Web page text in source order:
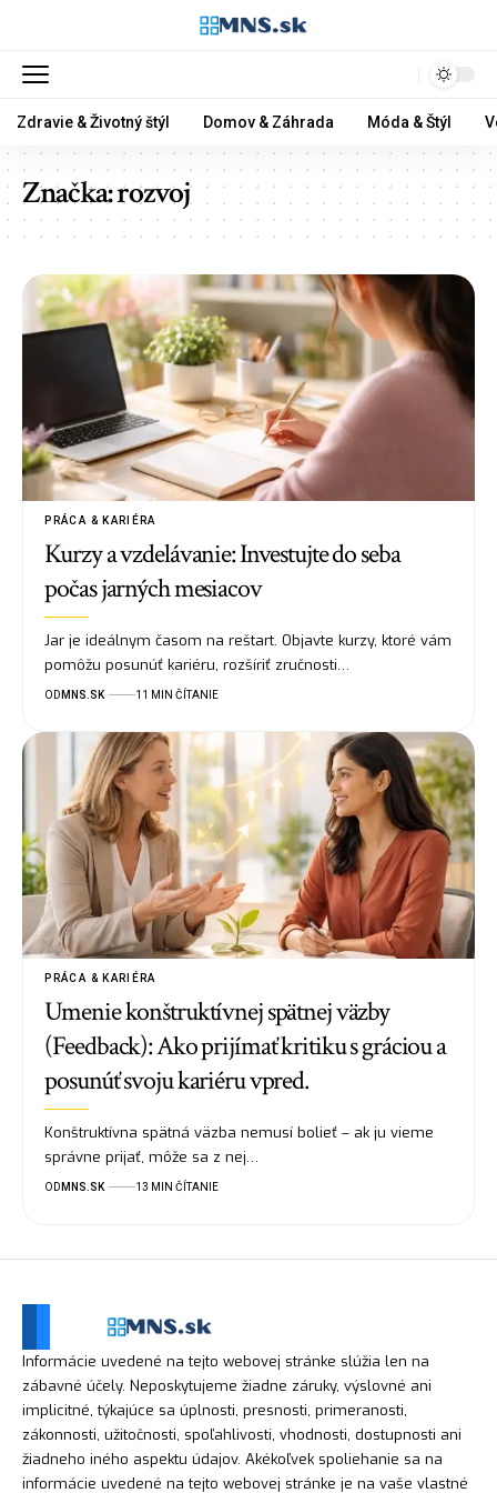
Zdravie & Životný štýl Domov & Záhrada Móda & Štýl
Značka:rozvoj
PRÁCA & KARIÉRA
Kurzy a vzdelávanie: Investujte do seba
počas jarných mesiacov
Jar je ideálnym časom na reštart. Objavte kurzy, ktoré vám
pomôžu posunúť kariéru, rozšíriť zručnosti…
OD MNS.SK 11 MIN ČÍTANIE
PRÁCA & KARIÉRA
Umenie konštruktívnej spätnej väzby
(Feedback): Ako prijímať kritiku s gráciou a
posunúť svoju kariéru vpred.
Konštruktívna spätná väzba nemusí bolieť – ak ju vieme
správne prijať, môže sa z nej…
OD MNS.SK 13 MIN ČÍTANIE
Informácie uvedené na tejto webovej stránke slúžia len na
zábavné účely. Neposkytujeme žiadne záruky, výslovné ani
implicitné, týkajúce sa úplnosti, presnosti, primeranosti,
zákonnosti, užitočnosti, spoľahlivosti, vhodnosti, dostupnosti ani
žiadneho iného aspektu údajov. Akékoľvek spoliehanie sa na
informácie uvedené na tejto webovej stránke je na vaše vlastné